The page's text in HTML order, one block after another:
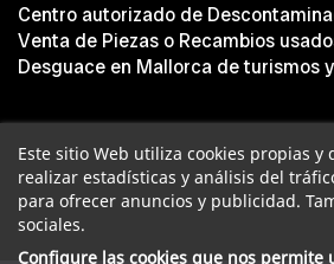
Este sitio Web utiliza cookies propias
realizar estadísticas y análisis del
para ofrecer anuncios y publicidad.
sociales.
Configure las cookies que nos permite
Centro autorizado de
Venta de Piezas o Recambios
Desguace en Mallorca de turismos